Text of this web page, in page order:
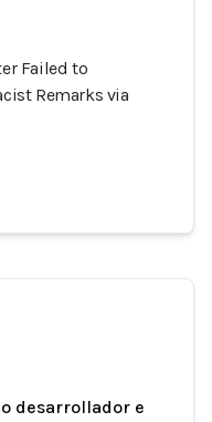
Failed to
Remarks via
desarrollador e